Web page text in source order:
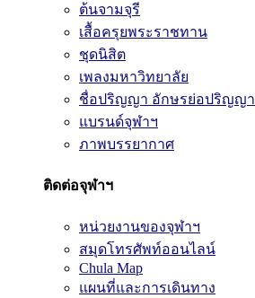
ต้นจามจุรี
เสื้อครุยพระราชทาน
ชุดนิสิต
เพลงมหาวิทยาลัย
ชื่อปริญญา อักษรย่อปริญญา
แบรนด์จุฬาฯ
ภาพบรรยากาศ
ติดต่อจุฬาฯ
หน่วยงานของจุฬาฯ
สมุดโทรศัพท์ออนไลน์
Chula Map
แผนที่และการเดินทาง